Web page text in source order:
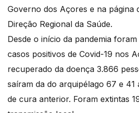
Governo dos Açores e na página
Direção Regional da Saúde.
Desde o início da pandemia foram
casos positivos de Covid-19 nos
recuperado da doença 3.866
saíram da do arquipélago 67 e
de cura anterior. Foram extintas